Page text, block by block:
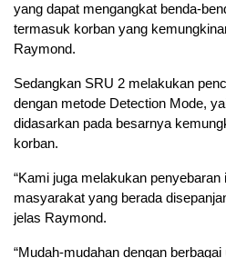
yang dapat mengangkat benda-
termasuk korban yang
Raymond.
Sedangkan SRU 2 melakukan
dengan metode Detection Mode,
didasarkan pada besarnya
korban.
“Kami juga melakukan
masyarakat yang berada
jelas Raymond.
“Mudah-mudahan dengan